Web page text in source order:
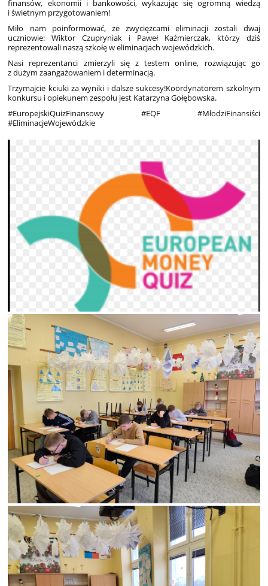
finansów, ekonomii i bankowości, wykazując się ogromną wiedzą
i świetnym przygotowaniem!
Miło nam poinformować, że zwycięzcami eliminacji zostali dwaj
uczniowie: Wiktor Czupryniak i Paweł Kaźmierczak, którzy dziś
reprezentowali naszą szkołę w eliminacjach wojewódzkich.
Nasi reprezentanci zmierzyli się z testem online, rozwiązując go
z dużym zaangażowaniem i determinacją.
Trzymajcie kciuki za wyniki i dalsze sukcesy!Koordynatorem szkolnym
konkursu i opiekunem zespołu jest Katarzyna Gołębowska.
#EuropejskiQuizFinansowy #EQF #MłodziFinansiści
#EliminacjeWojewódzkie